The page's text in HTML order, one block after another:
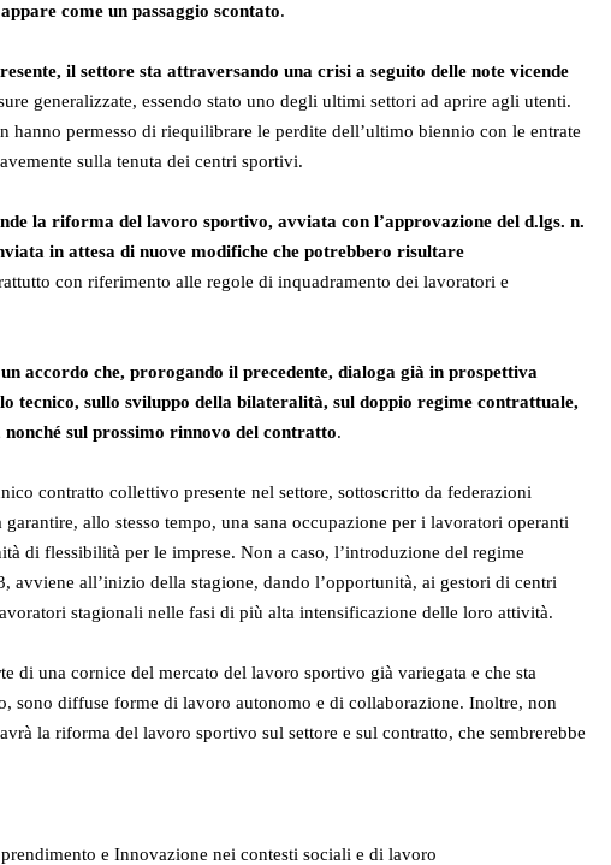
come un passaggio scontato.
il settore sta attraversando una crisi a seguito delle note vicende
generalizzate, essendo stato uno degli ultimi settori ad aprire agli utenti.
hanno permesso di riequilibrare le perdite dell’ultimo biennio con le entrate
sulla tenuta dei centri sportivi.
la riforma del lavoro sportivo, avviata con l’approvazione del d.lgs. n.
in attesa di nuove modifiche che potrebbero risultare
con riferimento alle regole di inquadramento dei lavoratori e
accordo che, prorogando il precedente, dialoga già in prospettiva
tecnico, sullo sviluppo della bilateralità, sul doppio regime contrattuale,
nonché sul prossimo rinnovo del contratto.
contratto collettivo presente nel settore, sottoscritto da federazioni
allo stesso tempo, una sana occupazione per i lavoratori operanti
di flessibilità per le imprese. Non a caso, l’introduzione del regime
avviene all’inizio della stagione, dando l’opportunità, ai gestori di centri
stagionali nelle fasi di più alta intensificazione delle loro attività.
di una cornice del mercato del lavoro sportivo già variegata e che sta
sono diffuse forme di lavoro autonomo e di collaborazione. Inoltre, non
la riforma del lavoro sportivo sul settore e sul contratto, che sembrerebbe
e Innovazione nei contesti sociali e di lavoro